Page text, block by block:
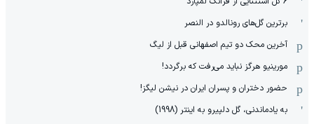
برترین گل‌های رونالدو در النصر
آخرین محک دو تیم اصفهانی قبل از لیگ
مورینیو هرگز نباید می‌رفت که برگردد!
حضور دختران و پسران ایران در نیشن لیگز!
به یادماندنی، گل دلپیرو به اینتر (1998)